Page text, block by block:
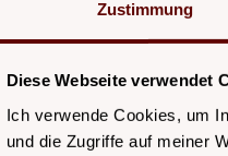
Zustimmung
Diese Webseite verwendet
Ich verwende Cookies, um
und die Zugriffe auf meiner
~ Der Geburtsvorgang kann
~ Bekämpfung von
(beispielsweise bessere
~ Der intrazelluläre